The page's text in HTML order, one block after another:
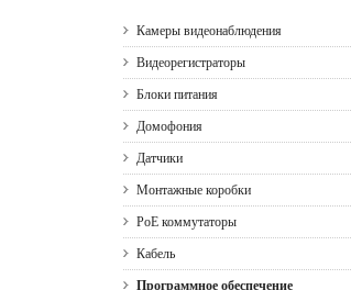
Камеры видеонаблюдения
Видеорегистраторы
Блоки питания
Домофония
Датчики
Монтажные коробки
PoE коммутаторы
Кабель
Программное обеспечение